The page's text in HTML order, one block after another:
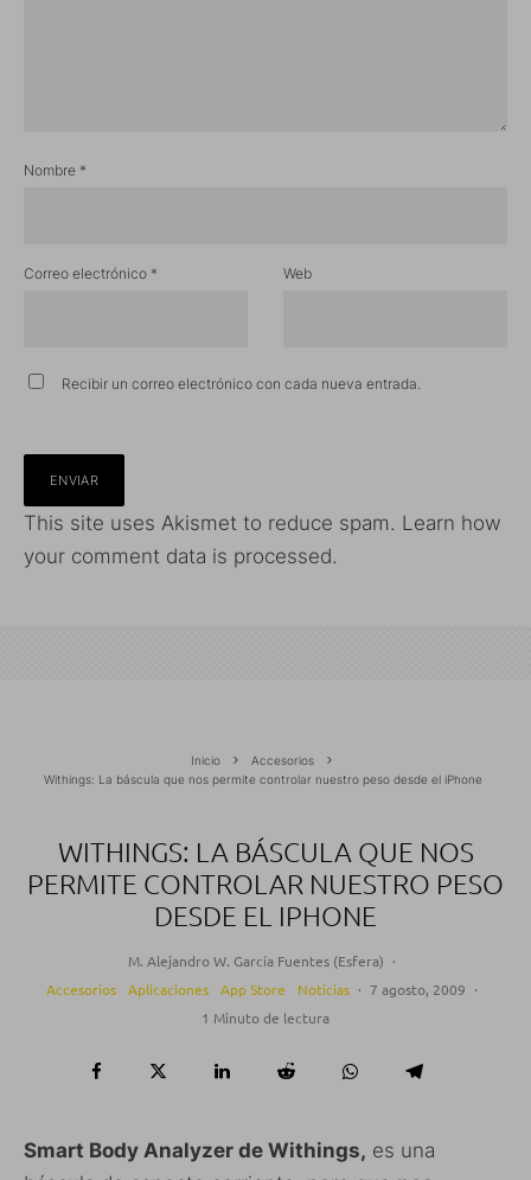
Nombre *
Correo electrónico * Web
Recibir un correo electrónico con cada nueva entrada.
This site uses Akismet to reduce spam. Learn how
your comment data is processed.
Inicio
Accesorios
Withings: La báscula que nos permite controlar nuestro peso desde el iPhone
WITHINGS: LA BÁSCULA QUE NOS
PERMITE CONTROLAR NUESTRO PESO
DESDE EL IPHONE
M. Alejandro W. García Fuentes (Esfera) ·
Accesorios
Aplicaciones App Store Noticias · 7 agosto, 2009 ·
1 Minuto de lectura
Smart Body Analyzer de Withings, es una